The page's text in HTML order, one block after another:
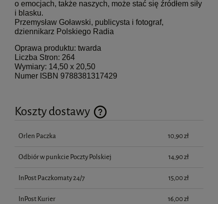
o emocjach, także naszych, może stać się źródłem siły
i blasku.
Przemysław Goławski, publicysta i fotograf,
dziennikarz Polskiego Radia
Oprawa produktu: twarda
Liczba Stron: 264
Wymiary: 14,50 x 20,50
Numer ISBN 9788381317429
Koszty dostawy
Cena nie zawiera ewentualnych kosztów płatności
Orlen Paczka 10,90 zł
Odbiór w punkcie Poczty Polskiej 14,90 zł
InPost Paczkomaty 24/7 15,00 zł
InPost Kurier 16,00 zł